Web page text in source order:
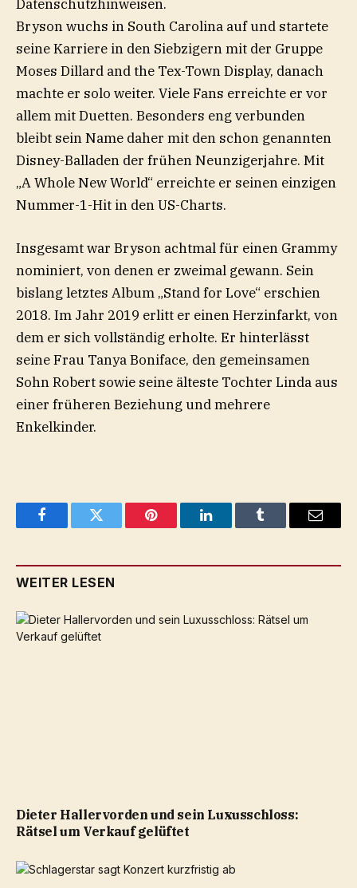
Datenschutzhinweisen.
Bryson wuchs in South Carolina auf und startete
seine Karriere in den Siebzigern mit der Gruppe
Moses Dillard and the Tex-Town Display, danach
machte er solo weiter. Viele Fans erreichte er vor
allem mit Duetten. Besonders eng verbunden
bleibt sein Name daher mit den schon genannten
Disney-Balladen der frühen Neunzigerjahre. Mit
„A Whole New World“ erreichte er seinen einzigen
Nummer-1-Hit in den US-Charts.
Insgesamt war Bryson achtmal für einen Grammy
nominiert, von denen er zweimal gewann. Sein
bislang letztes Album „Stand for Love“ erschien
2018. Im Jahr 2019 erlitt er einen Herzinfarkt, von
dem er sich vollständig erholte. Er hinterlässt
seine Frau Tanya Boniface, den gemeinsamen
Sohn Robert sowie seine älteste Tochter Linda aus
einer früheren Beziehung und mehrere
Enkelkinder.
FacebookTwitter Pinterest LinkedInTumblr Email
WEITER LESEN
Dieter Hallervorden und sein Luxusschloss:
Rätsel um Verkauf gelüftet